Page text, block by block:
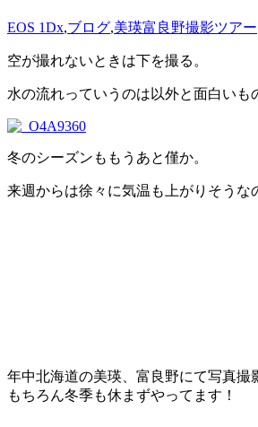
EOS 1Dx,ブログ,美瑛富良野撮影ツアー
空が撮れないときは下を撮る。
水の流れっていうのは以外と面白いも
冬のシーズンももうあと僅か。
来週からは徐々に気温も上がりそう
年中北海道の美瑛、富良野にて写真
もちろん冬季も休まずやってます！